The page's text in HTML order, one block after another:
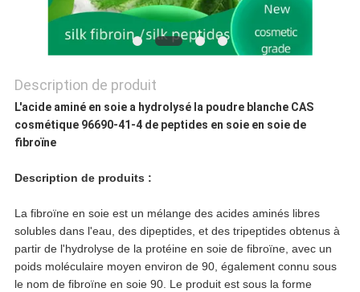
CONFIDENTIALITÉ
Description de produit
L'acide aminé en soie a hydrolysé la poudre blanche CAS
cosmétique 96690-41-4 de peptides en soie en soie de
fibroïne
Description de produits :
La fibroïne en soie est un mélange des acides aminés libres
solubles dans l'eau, des dipeptides, et des tripeptides obtenus à
partir de l'hydrolyse de la protéine en soie de fibroïne, avec un
poids moléculaire moyen environ de 90, également connu sous
le nom de fibroïne en soie 90. Le produit est sous la forme